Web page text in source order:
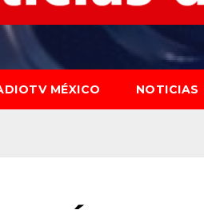
MÉXICO NOTICIAS